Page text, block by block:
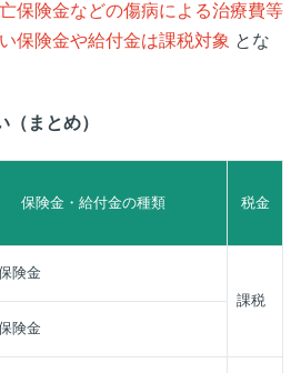
保険金などの傷病による治療費等
保険金や給付金は課税対象 とな
まとめ）
保険金・給付金の種類 税金
険金
課税
険金